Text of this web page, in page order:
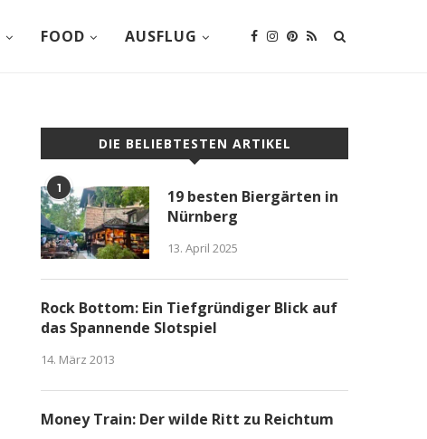
FOOD AUSFLUG
DIE BELIEBTESTEN ARTIKEL
1
19 besten Biergärten in
Nürnberg
13. April 2025
Rock Bottom: Ein Tiefgründiger Blick auf
das Spannende Slotspiel
14. März 2013
Money Train: Der wilde Ritt zu Reichtum